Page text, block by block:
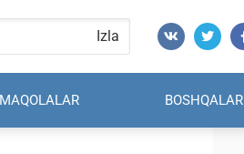
Izla
MAQOLALAR BOSHQALAR